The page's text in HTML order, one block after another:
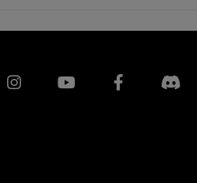
Instagram Facebook